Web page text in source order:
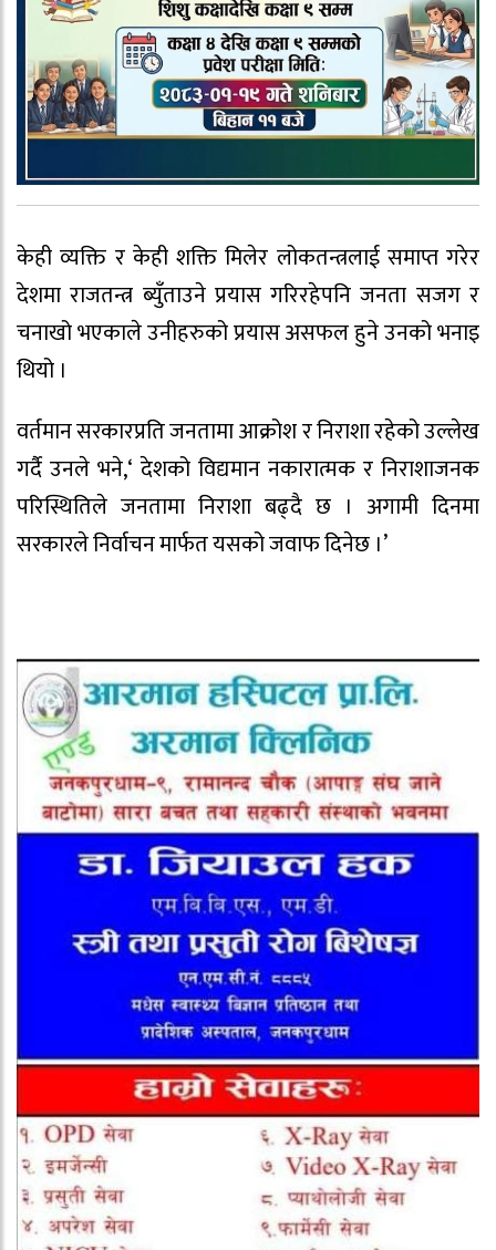
केही व्यक्ति र केही शक्ति मिलेर लोकतन्त्रलाई समाप्त गरेर
देशमा राजतन्त्र ब्युँताउने प्रयास गरिरहेपनि जनता सजग र
चनाखो भएकाले उनीहरुको प्रयास असफल हुने उनको भनाइ
थियो ।
वर्तमान सरकारप्रति जनतामा आक्रोश र निराशा रहेको उल्लेख
गर्दै उनले भने,‘ देशको विद्यमान नकारात्मक र निराशाजनक
परिस्थितिले जनतामा निराशा बढ्दै छ । अगामी दिनमा
सरकारले निर्वाचन मार्फत यसको जवाफ दिनेछ ।’